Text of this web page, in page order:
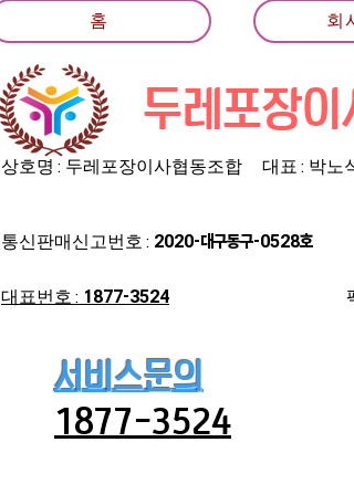
두레포장
상호명 : 두레포장이사협동조합 대표 : 박노
홈 회
​통신판매신고번호 : 2020-대구동구-0528호
대표번호 : 1877-3524
서비스문의
1877-3524